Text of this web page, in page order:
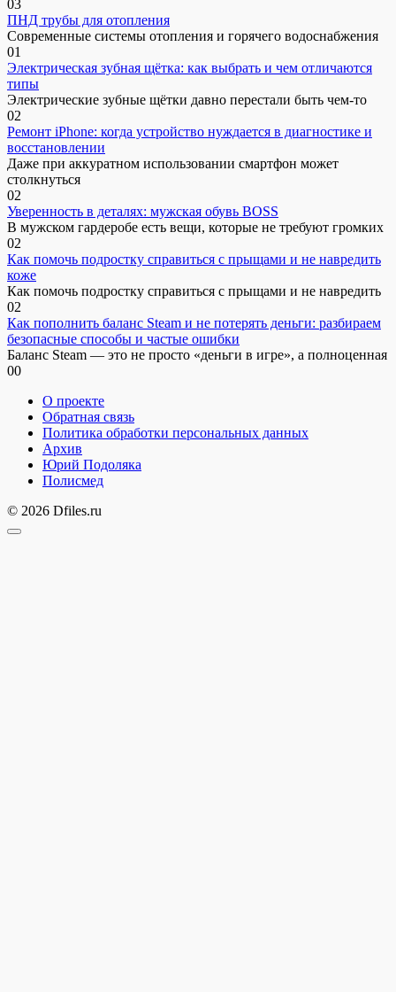
03
ПНД трубы для отопления
Современные системы отопления и горячего водоснабжения
01
Электрическая зубная щётка: как выбрать и чем отличаются
типы
Электрические зубные щётки давно перестали быть чем-то
02
Ремонт iPhone: когда устройство нуждается в диагностике и
восстановлении
Даже при аккуратном использовании смартфон может
столкнуться
02
Уверенность в деталях: мужская обувь BOSS
В мужском гардеробе есть вещи, которые не требуют громких
02
Как помочь подростку справиться с прыщами и не навредить
коже
Как помочь подростку справиться с прыщами и не навредить
02
Как пополнить баланс Steam и не потерять деньги: разбираем
безопасные способы и частые ошибки
Баланс Steam — это не просто «деньги в игре», а полноценная
00
О проекте
Обратная связь
Политика обработки персональных данных
Архив
Юрий Подоляка
Полисмед
© 2026 Dfiles.ru